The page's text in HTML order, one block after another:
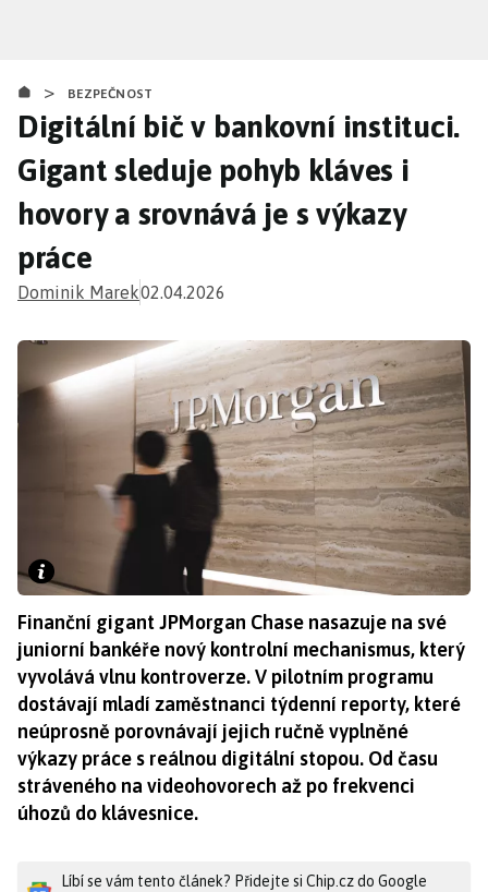
obsahu
> BEZPEČNOST
Digitální bič v bankovní instituci.
Gigant sleduje pohyb kláves i
hovory a srovnává je s výkazy
práce
Dominik Marek02.04.2026
Finanční gigant JPMorgan Chase nasazuje na své
juniorní bankéře nový kontrolní mechanismus, který
vyvolává vlnu kontroverze. V pilotním programu
dostávají mladí zaměstnanci týdenní reporty, které
neúprosně porovnávají jejich ručně vyplněné
výkazy práce s reálnou digitální stopou. Od času
stráveného na videohovorech až po frekvenci
úhozů do klávesnice.
Líbí se vám tento článek? Přidejte si Chip.cz do Google